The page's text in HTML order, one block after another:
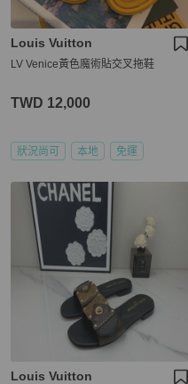
Louis Vuitton
LV Venice黃色魔術貼交叉拖鞋
TWD 12,000
狀況尚可 本地 免運
Louis Vuitton